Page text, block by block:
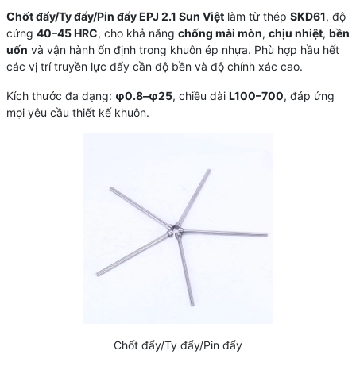
Chốt đẩy/Ty đẩy/Pin đẩy EPJ 2.1 Sun Việtlàm từ thép SKD61, độ
cứng 40–45 HRC, cho khả năng chống mài mòn, chịu nhiệt, bền
uốn và vận hành ổn định trong khuôn ép nhựa. Phù hợp hầu hết
các vị trí truyền lực đẩy cần độ bền và độ chính xác cao.
Kích thước đa dạng: φ0.8–φ25, chiều dài L100–700, đáp ứng
mọi yêu cầu thiết kế khuôn.
Chốt đẩy/Ty đẩy/Pin đẩy